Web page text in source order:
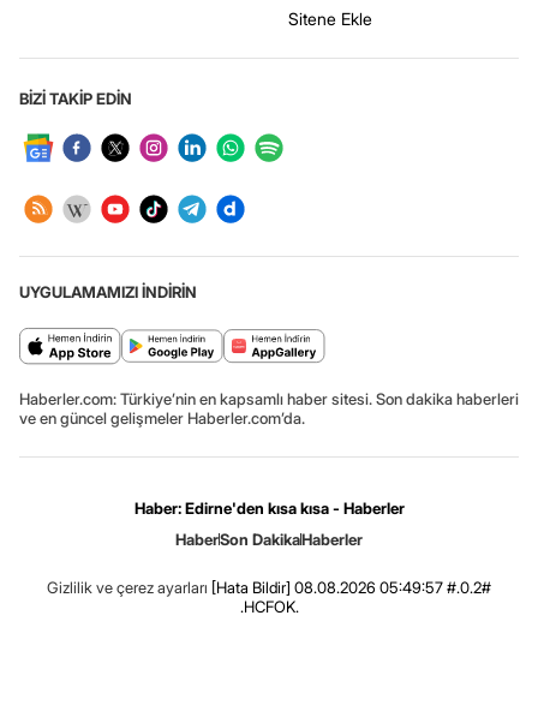
Sitene Ekle
BİZİ TAKİP EDİN
UYGULAMAMIZI İNDİRİN
Haberler.com: Türkiye’nin en kapsamlı haber sitesi. Son dakika haberleri
ve en güncel gelişmeler Haberler.com’da.
Haber: Edirne'den kısa kısa - Haberler
HaberSon DakikaHaberler
Gizlilik ve çerez ayarları [Hata Bildir] 08.08.2026 05:49:57 #.0.2#
.HCFOK.